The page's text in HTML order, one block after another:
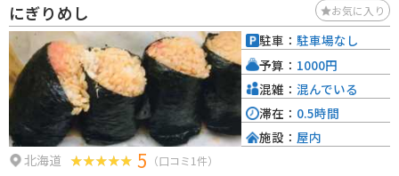
にぎりめし お気に入り
北海道 5 （口コミ1件）
駐車： 駐車場なし
予算： 1000円
混雑： 混んでいる
滞在： 0.5時間
施設： 屋内